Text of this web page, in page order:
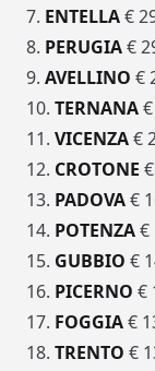
7. ENTELLA€
8. PERUGIA€
9. AVELLINO €
10. TERNANA
11. VICENZA€
12. CROTONE
13. PADOVA€
14. POTENZA€
15. GUBBIO €
16. PICERNO €
17. FOGGIA€
18. TRENTO €